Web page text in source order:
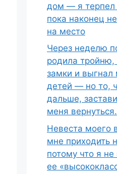
дом — я терпел
пока наконец
на место
Через неделю
родила
замки и
детей — но то,
дальше,
меня вернуться.
Невеста моего
мне приходить
потому что я
ее